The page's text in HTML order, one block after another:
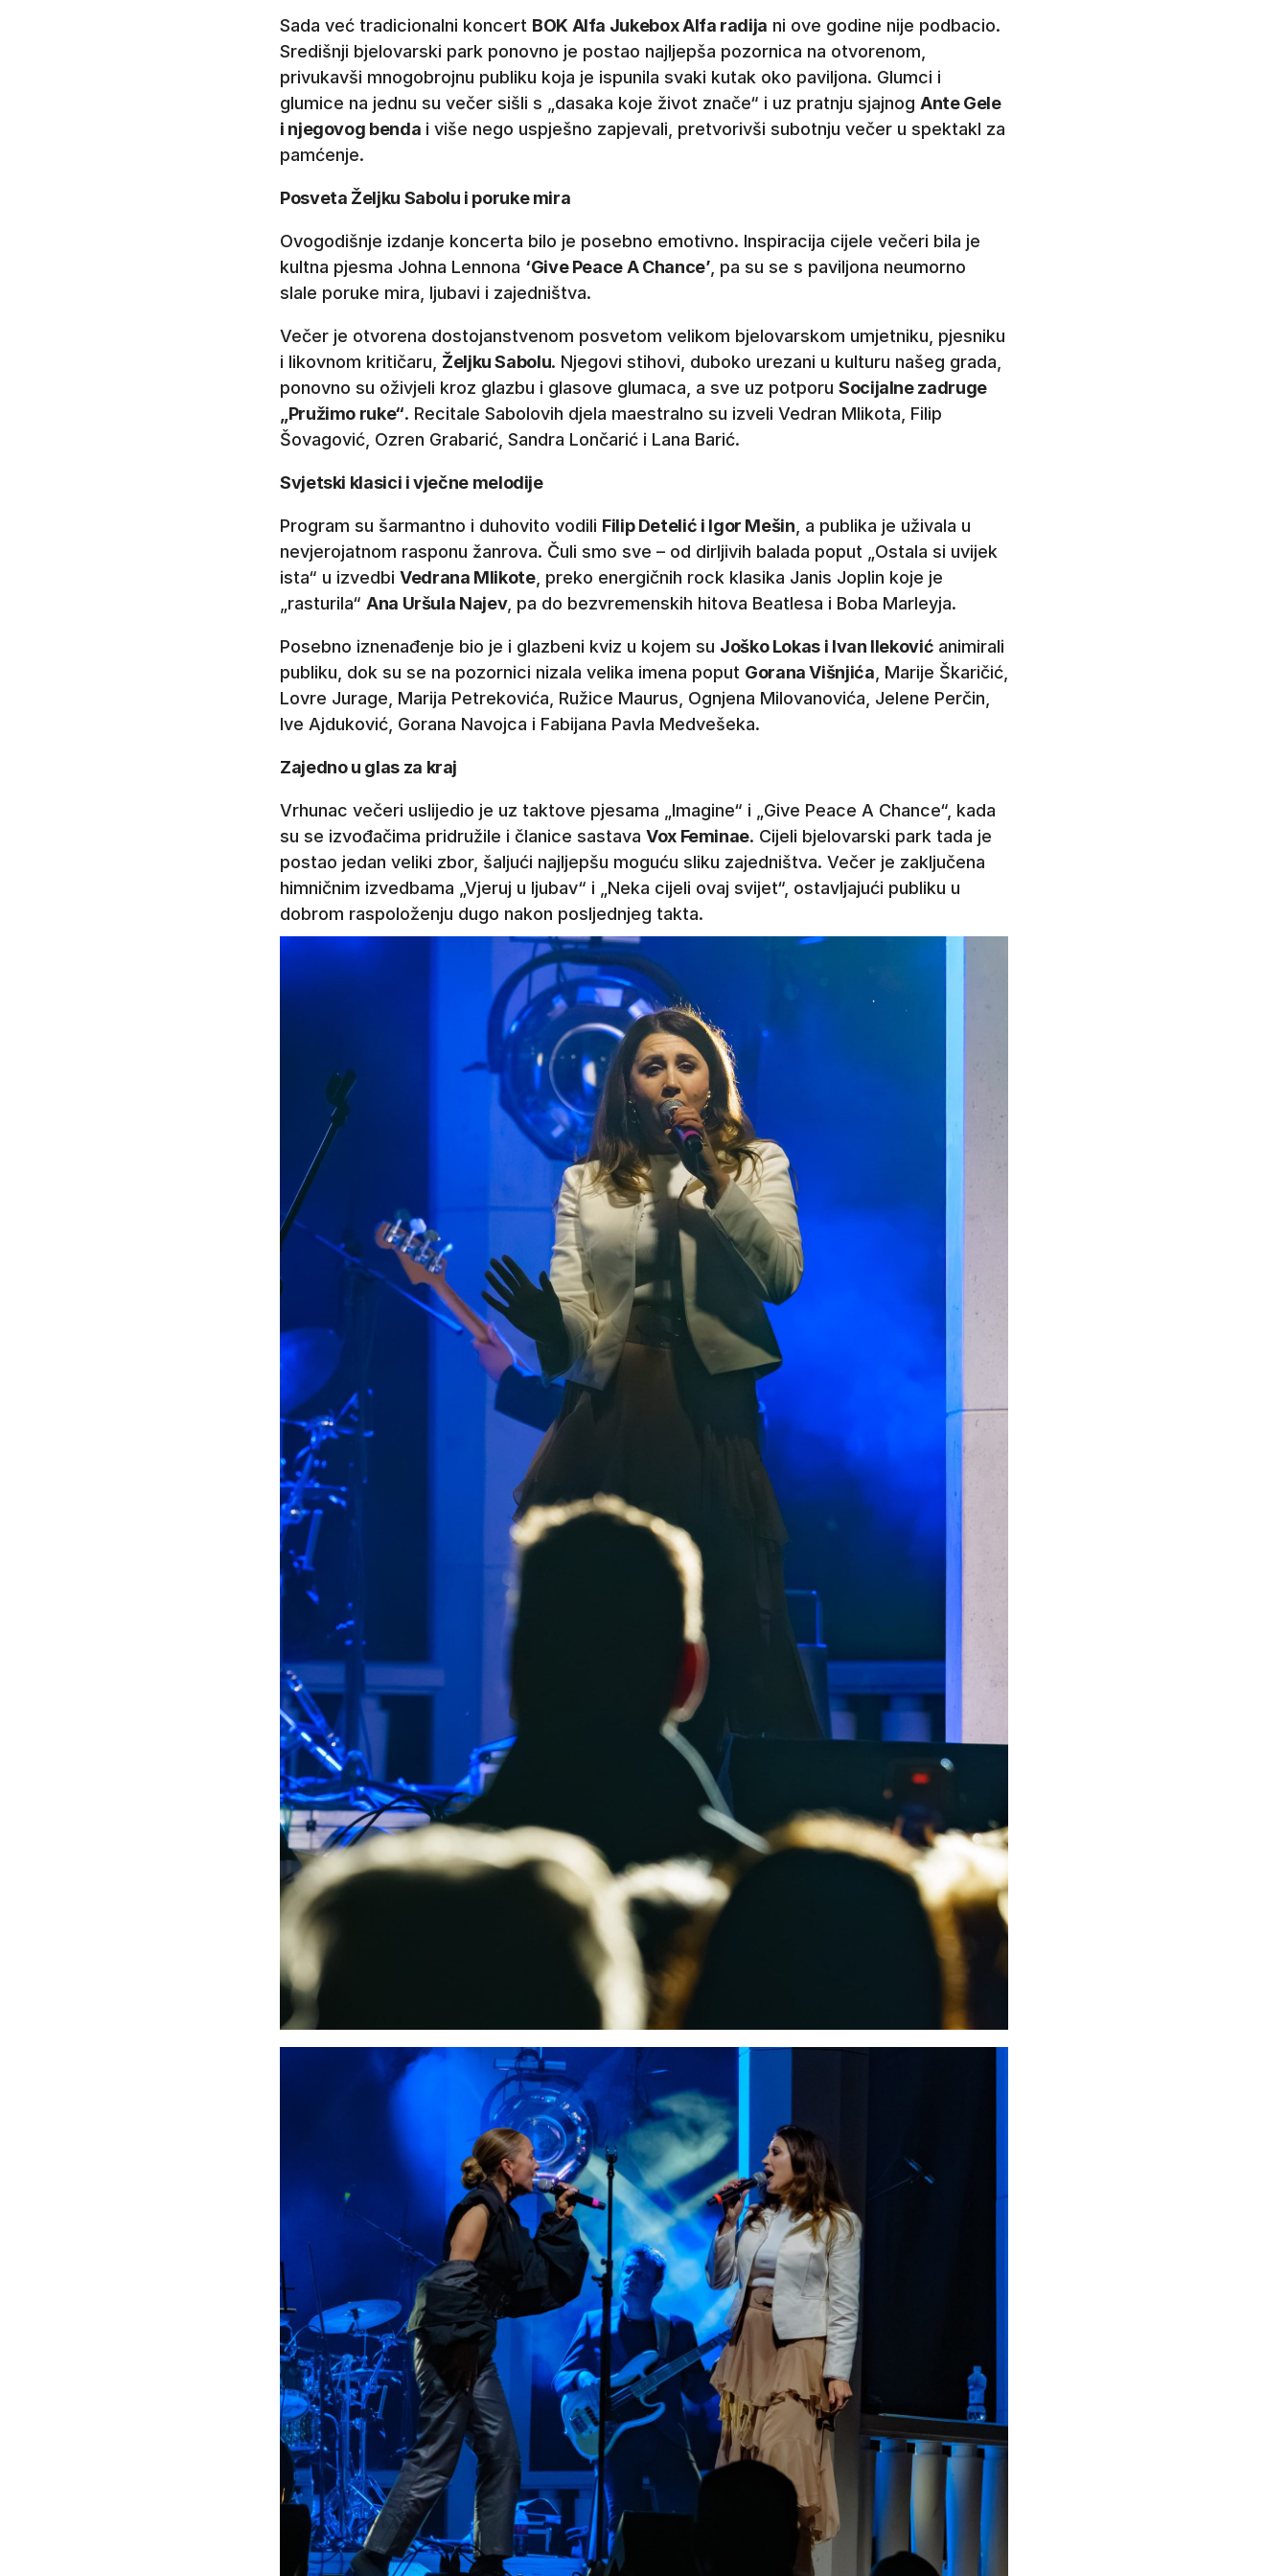
Sada već tradicionalni koncert BOK Alfa Jukebox Alfa radija ni ove godine nije podbacio.
Središnji bjelovarski park ponovno je postao najljepša pozornica na otvorenom,
privukavši mnogobrojnu publiku koja je ispunila svaki kutak oko paviljona. Glumci i
glumice na jednu su večer sišli s „dasaka koje život znače“ i uz pratnju sjajnog Ante Gele
i njegovog benda i više nego uspješno zapjevali, pretvorivši subotnju večer u spektakl za
pamćenje.
Posveta Željku Sabolu i poruke mira
Ovogodišnje izdanje koncerta bilo je posebno emotivno. Inspiracija cijele večeri bila je
kultna pjesma Johna Lennona ‘Give Peace A Chance’, pa su se s paviljona neumorno
slale poruke mira, ljubavi i zajedništva.
Večer je otvorena dostojanstvenom posvetom velikom bjelovarskom umjetniku, pjesniku
i likovnom kritičaru, Željku Sabolu. Njegovi stihovi, duboko urezani u kulturu našeg grada,
ponovno su oživjeli kroz glazbu i glasove glumaca, a sve uz potporu Socijalne zadruge
„Pružimo ruke“. Recitale Sabolovih djela maestralno su izveli Vedran Mlikota, Filip
Šovagović, Ozren Grabarić, Sandra Lončarić i Lana Barić.
Svjetski klasici i vječne melodije
Program su šarmantno i duhovito vodili Filip Detelić i Igor Mešin, a publika je uživala u
nevjerojatnom rasponu žanrova. Čuli smo sve – od dirljivih balada poput „Ostala si uvijek
ista“ u izvedbi Vedrana Mlikote, preko energičnih rock klasika Janis Joplin koje je
„rasturila“ Ana Uršula Najev, pa do bezvremenskih hitova Beatlesa i Boba Marleyja.
Posebno iznenađenje bio je i glazbeni kviz u kojem su Joško Lokas i Ivan Ileković animirali
publiku, dok su se na pozornici nizala velika imena poput Gorana Višnjića, Marije Škaričić,
Lovre Jurage, Marija Petrekovića, Ružice Maurus, Ognjena Milovanovića, Jelene Perčin,
Ive Ajduković, Gorana Navojca i Fabijana Pavla Medvešeka.
Zajedno u glas za kraj
Vrhunac večeri uslijedio je uz taktove pjesama „Imagine“ i „Give Peace A Chance“, kada
su se izvođačima pridružile i članice sastava Vox Feminae. Cijeli bjelovarski park tada je
postao jedan veliki zbor, šaljući najljepšu moguću sliku zajedništva. Večer je zaključena
himničnim izvedbama „Vjeruj u ljubav“ i „Neka cijeli ovaj svijet“, ostavljajući publiku u
dobrom raspoloženju dugo nakon posljednjeg takta.